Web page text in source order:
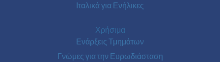
Ιταλικά για Ενήλικες
Χρήσιμα
Ενάρξεις Τμημάτων
Γνώμες για την Ευρωδιάσταση